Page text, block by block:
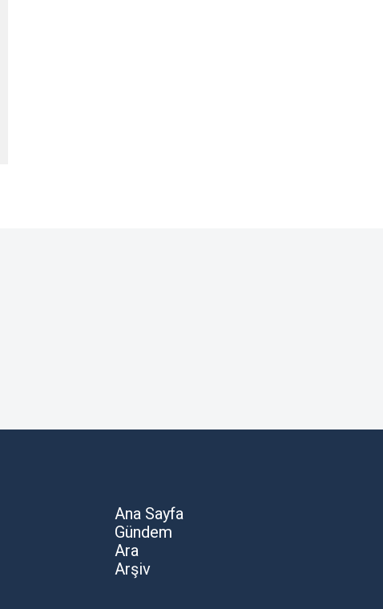
Ana Sayfa
Gündem
Ara
Arşiv